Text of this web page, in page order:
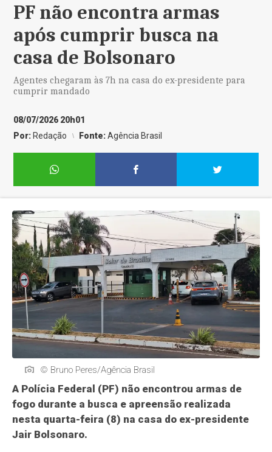
PF não encontra armas
após cumprir busca na
casa de Bolsonaro
Agentes chegaram às 7h na casa do ex-presidente para
cumprir mandado
08/07/2026 20h01
Por: Redação Fonte:Agência Brasil
© Bruno Peres/Agência Brasil
A Polícia Federal (PF) não encontrou armas de
fogo durante a busca e apreensão realizada
nesta quarta-feira (8) na casa do ex-presidente
Jair Bolsonaro.